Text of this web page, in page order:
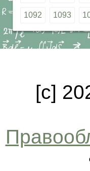
1092 1093
[c]